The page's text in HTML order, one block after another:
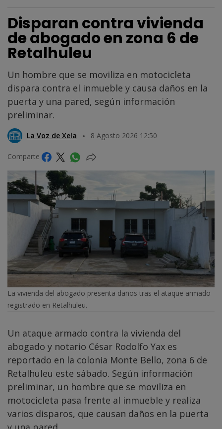
Disparan contra vivienda
de abogado en zona 6 de
Retalhuleu
Un hombre que se moviliza en motocicleta
dispara contra el inmueble y causa daños en la
puerta y una pared, según información
preliminar.
La Voz de Xela 8 Agosto 2026 12:50
Comparte
La vivienda del abogado presenta daños tras el ataque armado
registrado en Retalhuleu.
Un ataque armado contra la vivienda del
abogado y notario César Rodolfo Yax es
reportado en la colonia Monte Bello, zona 6 de
Retalhuleu este sábado. Según información
preliminar, un hombre que se moviliza en
motocicleta pasa frente al inmueble y realiza
varios disparos, que causan daños en la puerta